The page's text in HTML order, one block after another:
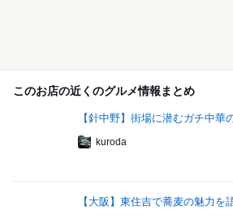
このお店の近くのグルメ情報まとめ
【針中野】街場に潜むガチ中華
kuroda
【大阪】東住吉で蕎麦の魅力を